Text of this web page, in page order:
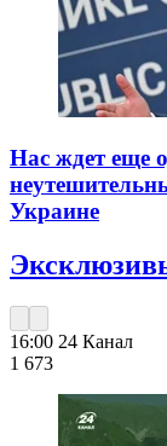
Нас ждет еще
Украине
16:00 24 Канал
1 673